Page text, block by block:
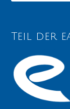
Teil der